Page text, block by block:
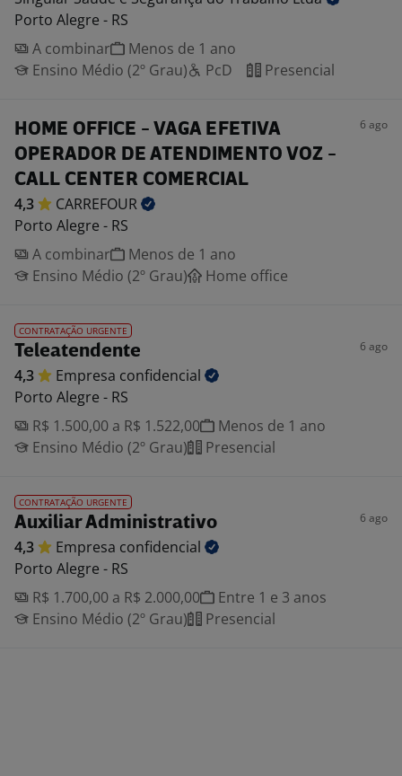
Porto Alegre - RS
A combinar
Menos de 1 ano
Ensino Médio (2º Grau)
PcD Presencial
HOME OFFICE - VAGA EFETIVA
OPERADOR DE ATENDIMENTO VOZ -
CALL CENTER COMERCIAL
6 ago
4,3
CARREFOUR
Porto Alegre - RS
A combinar
Menos de 1 ano
Ensino Médio (2º Grau)
Home office
CONTRATAÇÃO URGENTE
Teleatendente 6 ago
4,3 Empresa confidencial
Porto Alegre - RS
R$ 1.500,00 a R$ 1.522,00
Menos de 1 ano
Ensino Médio (2º Grau)
Presencial
CONTRATAÇÃO URGENTE
Auxiliar Administrativo 6 ago
4,3 Empresa confidencial
Porto Alegre - RS
R$ 1.700,00 a R$ 2.000,00
Entre 1 e 3 anos
Ensino Médio (2º Grau)
Presencial